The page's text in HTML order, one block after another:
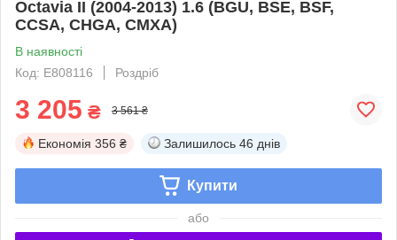
Octavia II (2004-2013) 1.6 (BGU, BSE, BSF,
CCSA, CHGA, CMXA)
В наявності
Код: E808116
Роздріб
3 205 ₴ 3 561 ₴
Економія 356 ₴ Залишилось 46 днів
Купити
або